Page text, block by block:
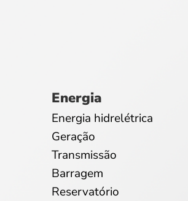
Energia
Energia hidrelétrica
Geração
Transmissão
Barragem
Reservatório